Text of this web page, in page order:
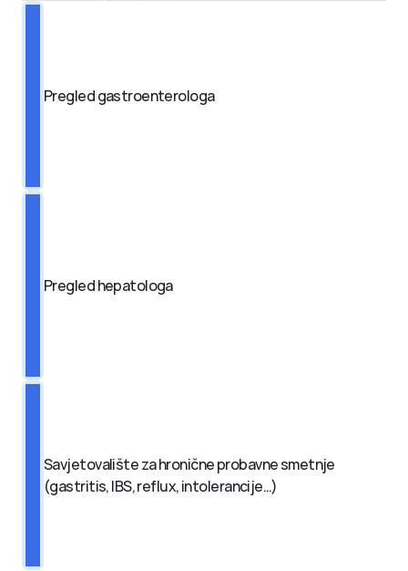
Pregled gastroenterologa
Pregled hepatologa
Savjetovalište za hronične probavne smetnje
(gastritis, IBS, reflux, intolerancije…)